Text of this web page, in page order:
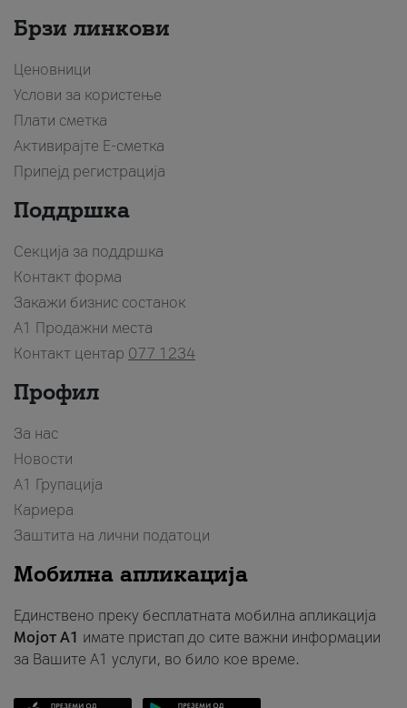
Брзи линкови
Ценовници
Услови за користење
Плати сметка
Активирајте Е-сметка
Припејд регистрација
Поддршка
Секција за поддршка
Контакт форма
Закажи бизнис состанок
A1 Продажни места
Контакт центар 077 1234
Профил
За нас
Новости
А1 Групација
Кариера
Заштита на лични податоци
Мобилна апликација
Единствено преку бесплатната мобилна апликација
Мојот A1 имате пристап до сите важни информации
за Вашите A1 услуги, во било кое време.